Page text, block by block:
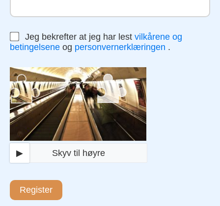
Jeg bekrefter at jeg har lest vilkårene og
betingelsene og personvernerklæringen .
▶ Skyv til høyre
Register